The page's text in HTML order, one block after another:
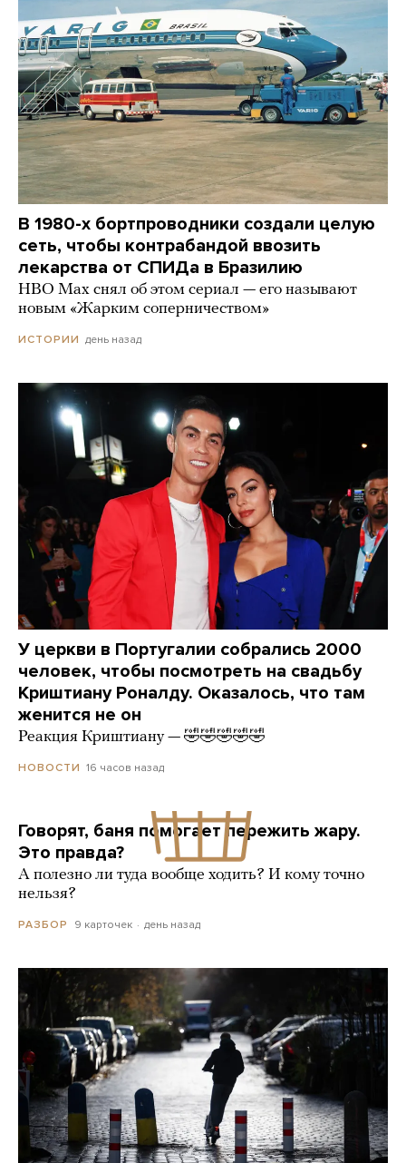
В 1980-х бортпроводники создали целую
сеть, чтобы контрабандой ввозить
лекарства от СПИДа в Бразилию
HBO Max снял об этом сериал — его называют
новым «Жарким соперничеством»
ИСТОРИИ день назад
У церкви в Португалии собрались 2000
человек, чтобы посмотреть на свадьбу
Криштиану Роналду. Оказалось, что там
женится не он
Реакция Криштиану — 🤣🤣🤣🤣🤣
НОВОСТИ 16 часов назад
Говорят, баня помогает пережить жару.
Это правда?
А полезно ли туда вообще ходить? И кому точно
нельзя?
РАЗБОР 9 карточек день назад